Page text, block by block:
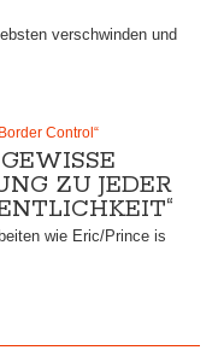
verschwinden und
Control“
ZU JEDER
wie Eric/Prince is